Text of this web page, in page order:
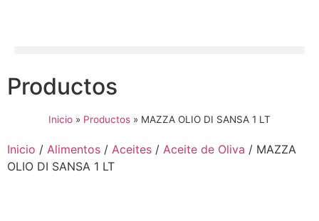
Productos
Inicio » Productos » MAZZA OLIO DI SANSA 1 LT
Inicio / Alimentos / Aceites / Aceite de Oliva / MAZZA
OLIO DI SANSA 1 LT